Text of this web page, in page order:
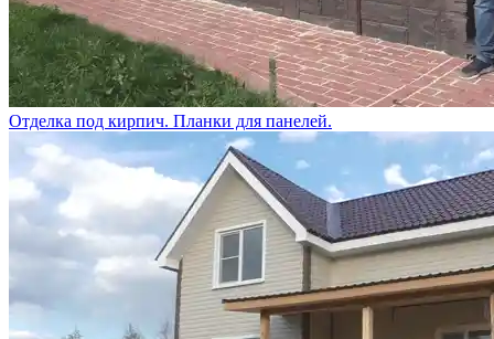
Отделка под кирпич. Планки для панелей.